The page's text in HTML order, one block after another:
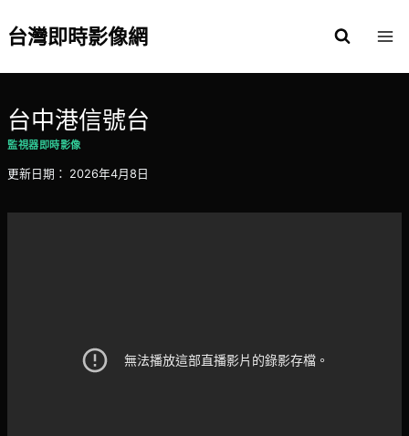
to台灣即時影像網
台中港信號台
監視器即時影像
更新日期： 2026年4月8日